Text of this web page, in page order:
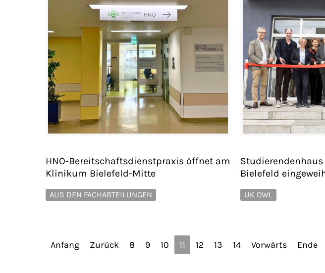
HNO-Bereitschaftsdienstpraxis öffnet am
Klinikum Bielefeld-Mitte
AUS DEN FACHABTEILUNGEN
Bielefeld
UK OWL
Anfang Zurück 8 9 10 11 12 13 14 Vorwärts Ende